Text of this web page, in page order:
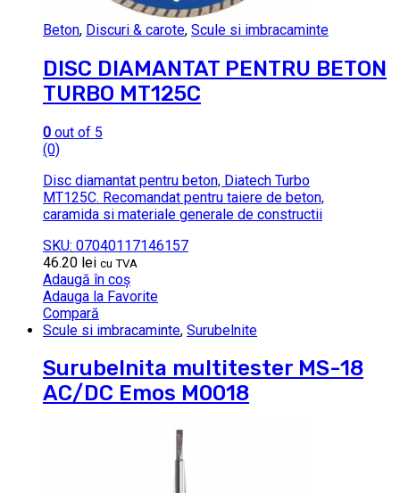
Beton, Discuri & carote, Scule si imbracaminte
DISC DIAMANTAT PENTRU BETON
TURBO MT125C
0 out of 5
(0)
Disc diamantat pentru beton, Diatech Turbo
MT125C. Recomandat pentru taiere de beton,
caramida si materiale generale de constructii
SKU: 07040117146157
46.20 lei cu TVA
Adaugă în coș
Adauga la Favorite
Compară
Scule si imbracaminte, Surubelnite
Surubelnita multitester MS-18
AC/DC Emos M0018